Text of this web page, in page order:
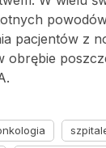
pacjentów z
obrębie